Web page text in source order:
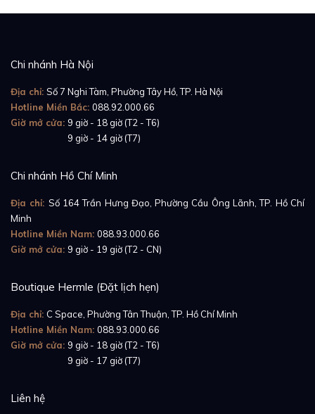
Chi nhánh Hà Nội
Địa chỉ: Số 7 Nghi Tàm, Phường Tây Hồ, TP. Hà Nội
Hotline Miền Bắc: 088.92.000.66
Giờ mở cửa: 9 giờ - 18 giờ (T2 - T6)
9 giờ - 14 giờ (T7)
Chi nhánh Hồ Chí Minh
Địa chỉ: Số 164 Trần Hưng Đạo, Phường Cầu Ông Lãnh, TP. Hồ Chí
Minh
Hotline Miền Nam: 088.93.000.66
Giờ mở cửa: 9 giờ - 19 giờ (T2 - CN)
Boutique Hermle (Đặt lịch hẹn)
Địa chỉ: C Space, Phường Tân Thuận, TP. Hồ Chí Minh
Hotline Miền Nam: 088.93.000.66
Giờ mở cửa: 9 giờ - 18 giờ (T2 - T6)
9 giờ - 17 giờ (T7)
Liên hệ